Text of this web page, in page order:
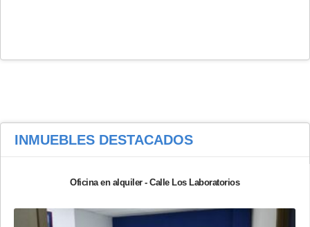
INMUEBLES DESTACADOS
Oficina en alquiler - Calle Los Laboratorios